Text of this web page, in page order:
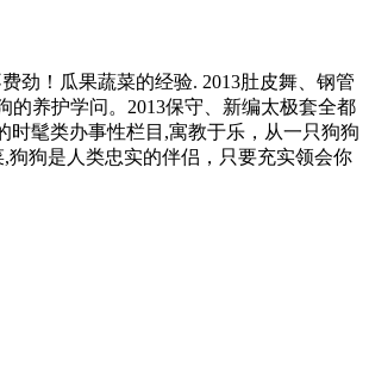
！瓜果蔬菜的经验. 2013肚皮舞、钢管
养护学问。2013保守、新编太极套全都
时髦类办事性栏目,寓教于乐，从一只狗狗
狗狗是人类忠实的伴侣，只要充实领会你